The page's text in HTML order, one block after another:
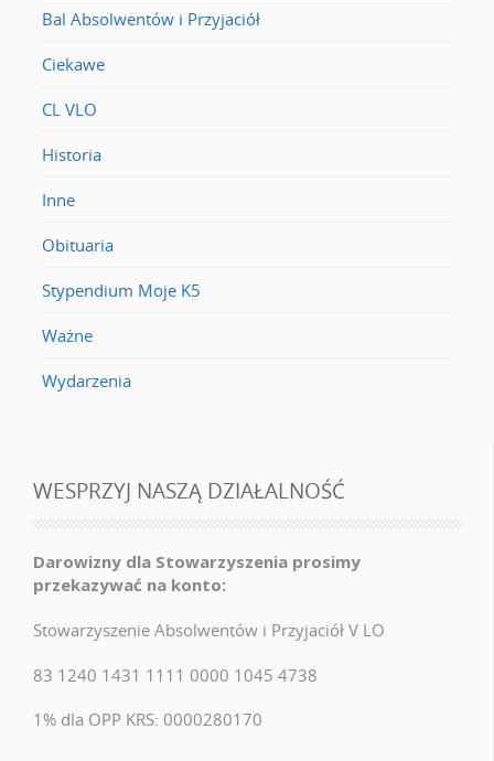
Bal Absolwentów i Przyjaciół
Ciekawe
CL VLO
Historia
Inne
Obituaria
Stypendium Moje K5
Ważne
Wydarzenia
WESPRZYJ NASZĄ DZIAŁALNOŚĆ
Darowizny dla Stowarzyszenia prosimy
przekazywać na konto:
Stowarzyszenie Absolwentów i Przyjaciół V LO
83 1240 1431 1111 0000 1045 4738
1% dla OPP KRS: 0000280170